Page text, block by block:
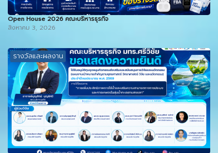
Open House 2026 คณะบริหารธุรกิจ
สิงหาคม 3, 2026
รางวัลและผลงาน